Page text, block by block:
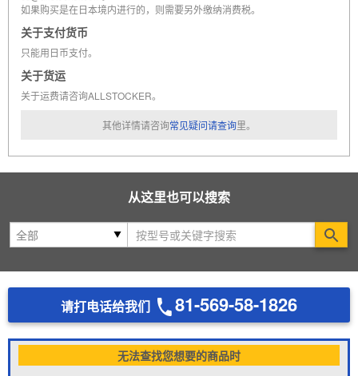
如果购买是在日本境内进行的，则需要另外缴纳消费税。
关于支付货币
只能用日币支付。
关于货运
关于运费请咨询ALLSTOCKER。
其他详情请咨询常见疑问请查询里。
从这里也可以搜索
请打电话给我们 81-569-58-1826
无法查找您想要的商品时